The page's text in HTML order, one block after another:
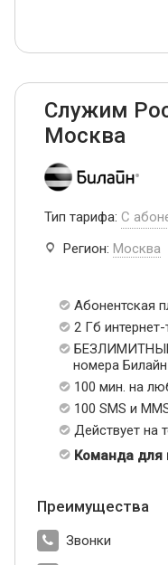
Служим
Москва
Тип тарифа: С
Регион: Москва
Абонентская
2 Гб
БЕЗЛИМИТНЫЕ
номера
100 мин. на
100 SMS и
Действует на
Команда для
Преимущества
Звонки